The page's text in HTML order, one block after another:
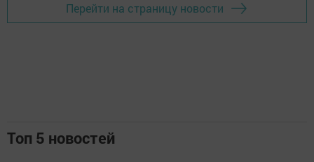
Перейти на страницу новости
Топ 5 новостей